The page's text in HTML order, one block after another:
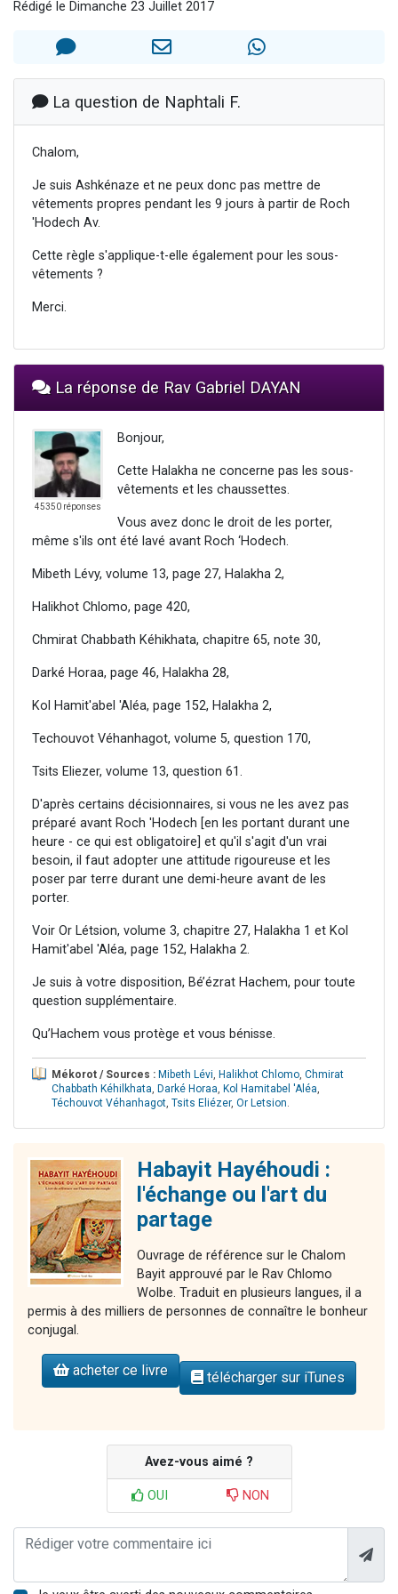
Il reste 49 places pour étudier en groupe sur Zoom
53 personnes viennent de demander une bénédiction
Rédigé le Dimanche 23 Juillet 2017
La question de Naphtali F.
Chalom,
Je suis Ashkénaze et ne peux donc pas mettre de
vêtements propres pendant les 9 jours à partir de Roch
'Hodech Av.
Cette règle s'applique-t-elle également pour les sous-
vêtements ?
Merci.
La réponse de Rav Gabriel DAYAN
45350 réponses
Bonjour,
Cette Halakha ne concerne pas les sous-
vêtements et les chaussettes.
Vous avez donc le droit de les porter,
même s'ils ont été lavé avant Roch ‘Hodech.
Mibeth Lévy, volume 13, page 27, Halakha 2,
Halikhot Chlomo, page 420,
Chmirat Chabbath Kéhikhata, chapitre 65, note 30,
Darké Horaa, page 46, Halakha 28,
Kol Hamit'abel 'Aléa, page 152, Halakha 2,
Techouvot Véhanhagot, volume 5, question 170,
Tsits Eliezer, volume 13, question 61.
D'après certains décisionnaires, si vous ne les avez pas
préparé avant Roch 'Hodech [en les portant durant une
heure - ce qui est obligatoire] et qu'il s'agit d'un vrai
besoin, il faut adopter une attitude rigoureuse et les
poser par terre durant une demi-heure avant de les
porter.
Voir Or Létsion, volume 3, chapitre 27, Halakha 1 et Kol
Hamit'abel 'Aléa, page 152, Halakha 2.
Je suis à votre disposition, Bé’ézrat Hachem, pour toute
question supplémentaire.
Qu’Hachem vous protège et vous bénisse.
Mékorot / Sources : Mibeth Lévi, Halikhot Chlomo, Chmirat
Chabbath Kéhilkhata, Darké Horaa, Kol Hamitabel 'Aléa,
Téchouvot Véhanhagot, Tsits Eliézer, Or Letsion.
Habayit Hayéhoudi :
l'échange ou l'art du
partage
Ouvrage de référence sur le Chalom
Bayit approuvé par le Rav Chlomo
Wolbe. Traduit en plusieurs langues, il a
permis à des milliers de personnes de connaître le bonheur
conjugal.
acheter ce livre télécharger sur iTunes
Avez-vous aimé ?
OUI NON